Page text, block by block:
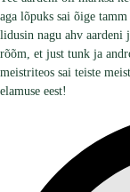
aga lõpuks sai õige
lidusin nagu ahv aardeni
rõõm, et just tunk ja
meistriteos sai teiste
elamuse eest!